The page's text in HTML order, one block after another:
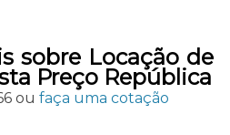
sobre Locação de
Preço República
ou faça uma cotação